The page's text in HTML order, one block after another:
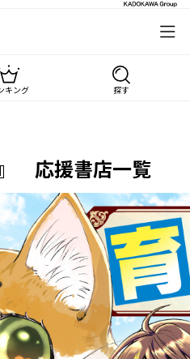
キング 探す
』 応援書店一覧